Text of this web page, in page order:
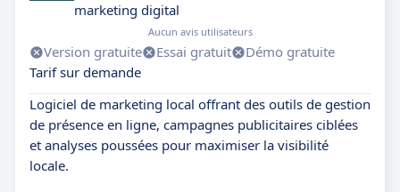
marketing digital
Aucun avis utilisateurs
Version gratuite Essai gratuit
Démo gratuite
Tarif sur demande
Logiciel de marketing local offrant des outils de gestion
de présence en ligne, campagnes publicitaires ciblées
et analyses poussées pour maximiser la visibilité
locale.